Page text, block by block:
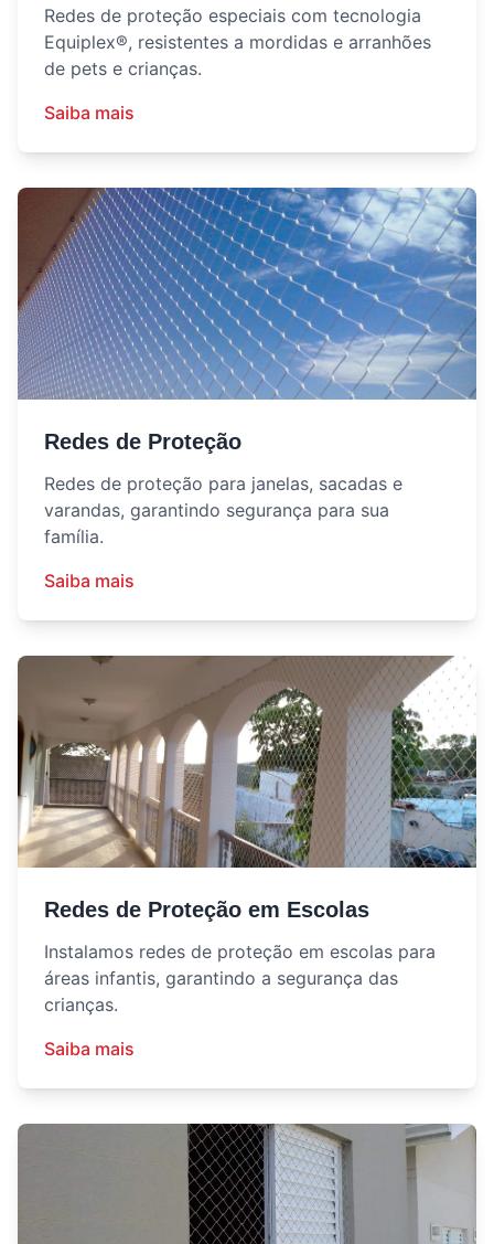
Redes de proteção especiais com tecnologia
Equiplex®, resistentes a mordidas e arranhões
de pets e crianças.
Saiba mais
Redes de Proteção
Redes de proteção para janelas, sacadas e
varandas, garantindo segurança para sua
família.
Saiba mais
Redes de Proteção em Escolas
Instalamos redes de proteção em escolas para
áreas infantis, garantindo a segurança das
crianças.
Saiba mais